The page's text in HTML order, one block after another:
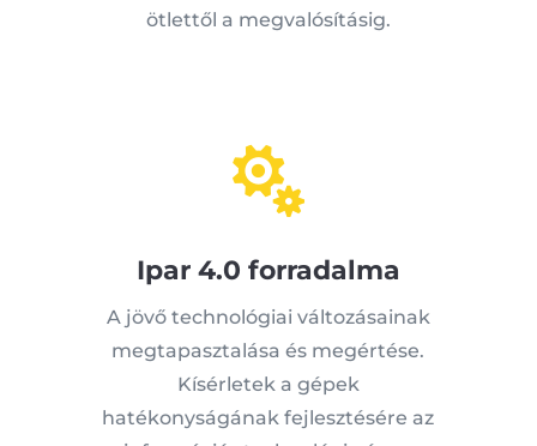
ötlettől a megvalósításig.

Ipar 4.0 forradalma
A jövő technológiai változásainak
megtapasztalása és megértése.
Kísérletek a gépek
hatékonyságának fejlesztésére az